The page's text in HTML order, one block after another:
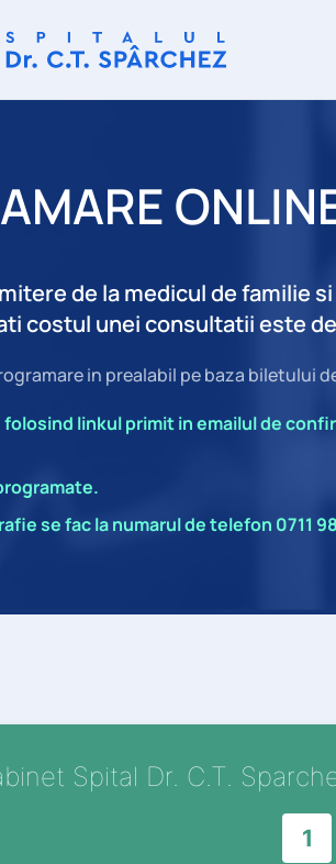
de la medicul de familie
costul unei consultatii este
in prealabil pe baza biletului
linkul primit in emailul de
se fac la numarul de telefon 0711